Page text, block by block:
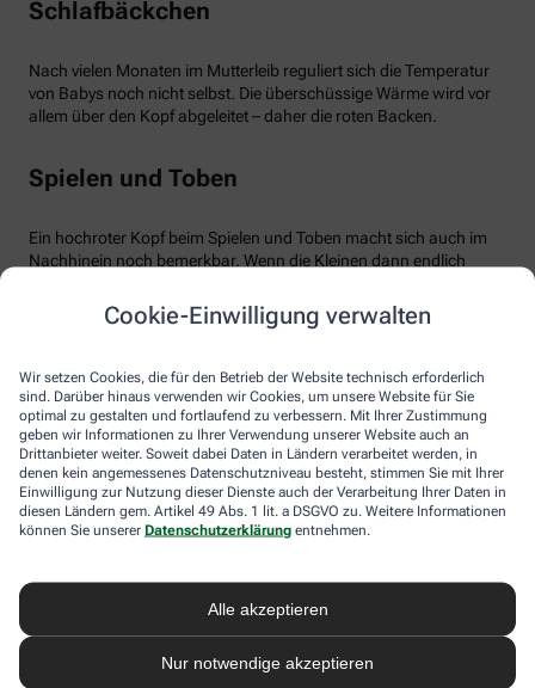
Cookie-Einwilligung verwalten
Wir setzen Cookies, die für den Betrieb der Website technisch erforderlich
sind. Darüber hinaus verwenden wir Cookies, um unsere Website für Sie
optimal zu gestalten und fortlaufend zu verbessern. Mit Ihrer Zustimmung
geben wir Informationen zu Ihrer Verwendung unserer Website auch an
Drittanbieter weiter. Soweit dabei Daten in Ländern verarbeitet werden, in
denen kein angemessenes Datenschutzniveau besteht, stimmen Sie mit Ihrer
Einwilligung zur Nutzung dieser Dienste auch der Verarbeitung Ihrer Daten in
diesen Ländern gem. Artikel 49 Abs. 1 lit. a DSGVO zu. Weitere Informationen
können Sie unserer Datenschutzerklärung entnehmen.
Alle akzeptieren
Nur notwendige akzeptieren
Schlafbäckchen
Nach vielen Monaten im Mutterleib reguliert sich die Temperatur
von Babys noch nicht selbst. Die überschüssige Wärme wird vor
allem über den Kopf abgeleitet – daher die roten Backen.
Spielen und Toben
Ein hochroter Kopf beim Spielen und Toben macht sich auch im
Nachhinein noch bemerkbar. Wenn die Kleinen dann endlich
bemerkbar an den warmen roten Wangen. Übrigens kann auch
eine Überhitzung im Kinder- oder Spielzimmer zu hochroten
Zahnen
Kein Grund zur Sorge besteht, wenn das Baby zahnt. Erhöhte
Temperatur ist dann ganz normal, ebenso wie die damit
einhergehenden roten Bäckchen. Babys können dann weinerlich
werden und auffällig viel speicheln. Sie reiben häufig an ihrem
die Finger gerät. Rote Backen beim Baby oder Kleinkind sind also
häufig verbreitet, in den meisten Fällen besteht aber kein Grund
zur Sorge. Wenn Sie sich unsicher sind, was die Ursache betrifft,
sollten Sie Ihren Kinderarzt konsultieren.